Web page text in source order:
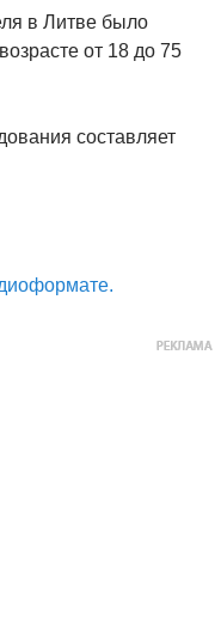
в Литве было
от 18 до 75
составляет